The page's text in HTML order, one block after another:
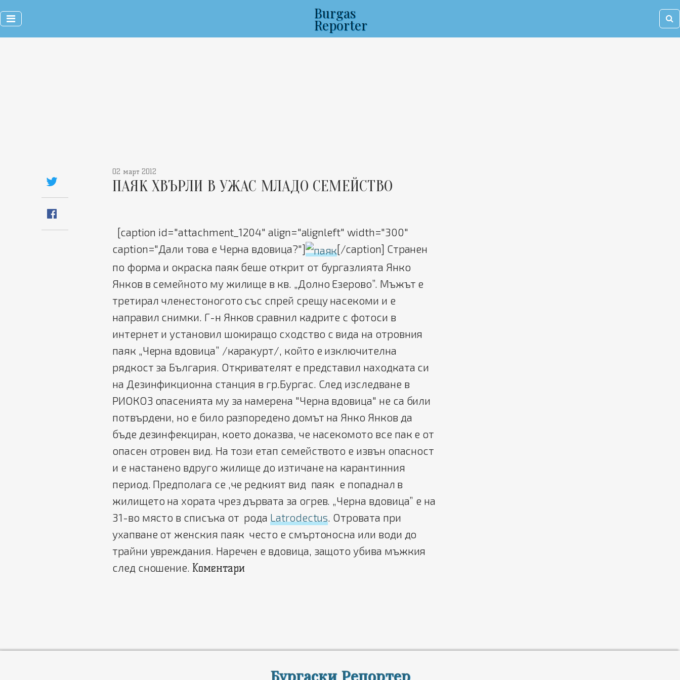
Burgas
Reporter
02 март 2012
ПАЯК ХВЪРЛИ В УЖАС МЛАДО СЕМЕЙСТВО
[caption id="attachment_1204" align="alignleft" width="300"
caption="Дали това е Черна вдовица?"]
[/caption] Странен
по форма и окраска паяк беше открит от бургазлията Янко
Янков в семейното му жилище в кв. „Долно Езерово”. Мъжът е
третирал членестоногото със спрей срещу насекоми и е
направил снимки. Г-н Янков сравнил кадрите с фотоси в
интернет и установил шокиращо сходство с вида на отровния
паяк „Черна вдовица” /каракурт/, който е изключителна
рядкост за България. Откривателят е представил находката си
на Дезинфикционна станция в гр.Бургас. След изследване в
РИОКОЗ опасенията му за намерена "Черна вдовица" не са били
потвърдени, но е било разпоредено домът на Янко Янков да
бъде дезинфекциран, което доказва, че насекомото все пак е от
опасен отровен вид. На този етап семейството е извън опасност
и е настанено вдруго жилище до изтичане на карантинния
период. Предполага се ,че редкият вид паяк е попаднал в
жилището на хората чрез дървата за огрев. „Черна вдовица” е на
31-во място в списъка от рода Latrodectus. Отровата при
ухапване от женския паяк често е смъртоносна или води до
трайни увреждания. Наречен е вдовица, защото убива мъжкия
след сношение. Коментари
Бургаски Репортер